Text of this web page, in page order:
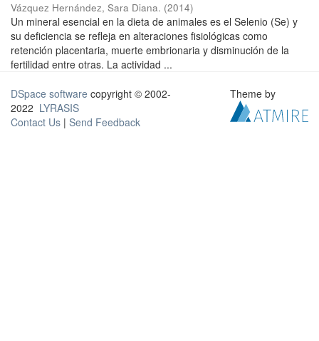
Vázquez Hernández, Sara Diana. (2014)
Un mineral esencial en la dieta de animales es el Selenio (Se) y
su deficiencia se refleja en alteraciones fisiológicas como
retención placentaria, muerte embrionaria y disminución de la
fertilidad entre otras. La actividad ...
DSpace software copyright © 2002-
2022 LYRASIS
Contact Us | Send Feedback
Theme by